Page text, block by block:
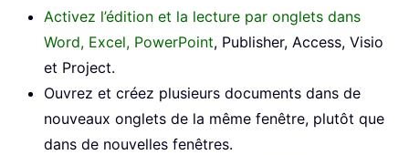
Activez l’édition et la lecture par onglets dans
Word, Excel, PowerPoint, Publisher, Access, Visio
et Project.
Ouvrez et créez plusieurs documents dans de
nouveaux onglets de la même fenêtre, plutôt que
dans de nouvelles fenêtres.